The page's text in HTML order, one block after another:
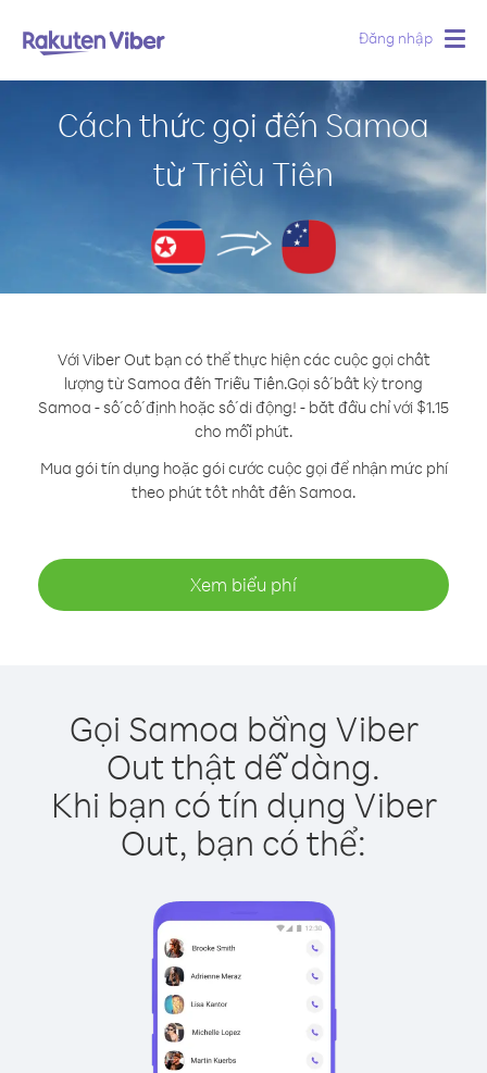
Đăng nhập
Cách thức gọi đến Samoa
từ Triều Tiên
Với Viber Out bạn có thể thực hiện các cuộc gọi chất
lượng từ Samoa đến Triều Tiên.Gọi số bất kỳ trong
Samoa - số cố định hoặc số di động! - bắt đầu chỉ với $1.15
cho mỗi phút.
Mua gói tín dụng hoặc gói cước cuộc gọi để nhận mức phí
theo phút tốt nhất đến Samoa.
Xem biểu phí
Gọi Samoa bằng Viber
Out thật dễ dàng.
Khi bạn có tín dụng Viber
Out, bạn có thể: